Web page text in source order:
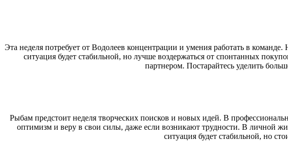
Эта неделя потребует от Водолеев концентрации и умения работать в
ситуация будет стабильной, но лучше воздержаться от спонтанных
партнером. Постарайтесь уделить
Рыбам предстоит неделя творческих поисков и новых идей. В
оптимизм и веру в свои силы, даже если возникают трудности. В личной
ситуация будет стабильной, но